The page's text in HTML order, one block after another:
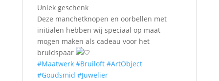
Uniek geschenk
Deze manchetknopen en oorbellen met
initialen hebben wij speciaal op maat
mogen maken als cadeau voor het
bruidspaar
#Maatwerk #Bruiloft #ArtObject
#Goudsmid #Juwelier